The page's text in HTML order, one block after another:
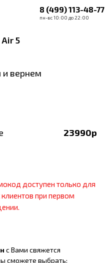
8 (499) 113-48-77
пн-вс 10:00 до 22:00
5
и вернем
23990р
доступен только для
при первом
с Вами свяжется
сможете выбрать: